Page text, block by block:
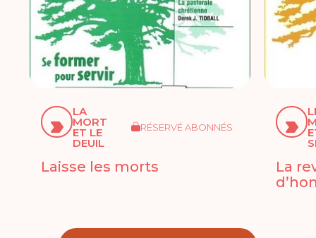
LA
MORT
ET LE
DEUIL
RÉSERVÉ ABONNÉS
Laisse les morts
La